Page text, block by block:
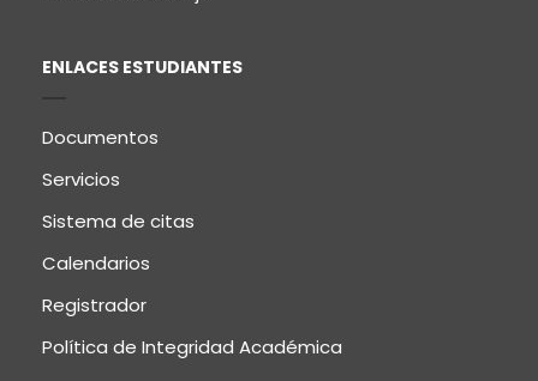
ENLACES ESTUDIANTES
Documentos
Servicios
Sistema de citas
Calendarios
Registrador
Política de Integridad Académica